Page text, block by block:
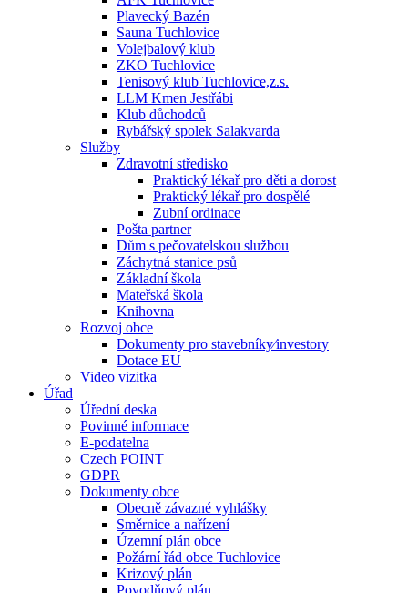
Plavecký Bazén
Sauna Tuchlovice
Volejbalový klub
ZKO Tuchlovice
Tenisový klub Tuchlovice,z.s.
LLM Kmen Jestřábi
Klub důchodců
Rybářský spolek Salakvarda
Služby
Zdravotní středisko
Praktický lékař pro děti a dorost
Praktický lékař pro dospělé
Zubní ordinace
Pošta partner
Dům s pečovatelskou službou
Záchytná stanice psů
Základní škola
Mateřská škola
Knihovna
Rozvoj obce
Dokumenty pro stavebníky⁄investory
Dotace EU
Video vizitka
Úřad
Úřední deska
Povinné informace
E-podatelna
Czech POINT
GDPR
Dokumenty obce
Obecně závazné vyhlášky
Směrnice a nařízení
Územní plán obce
Požární řád obce Tuchlovice
Krizový plán
Povodňový plán